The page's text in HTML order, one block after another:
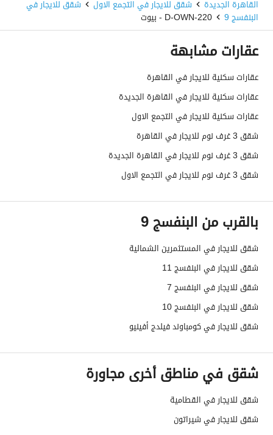
القاهرة الجديدة شقق للايجار في التجمع الاول شقق للايجار في
البنفسج 9 D-OWN-220 - بيوت
عقارات مشابهة
عقارات سكنية للايجار في القاهرة
عقارات سكنية للايجار في القاهرة الجديدة
عقارات سكنية للايجار في التجمع الاول
شقق 3 غرف نوم للايجار في القاهرة
شقق 3 غرف نوم للايجار في القاهرة الجديدة
شقق 3 غرف نوم للايجار في التجمع الاول
بالقرب من البنفسج 9
شقق للايجار في المستثمرين الشمالية
شقق للايجار في البنفسج 11
شقق للايجار في البنفسج 7
شقق للايجار في البنفسج 10
شقق للايجار في كومباوند فيلدج أفينيو
شقق في مناطق أخرى مجاورة
شقق للايجار في القطامية
شقق للايجار في شيراتون